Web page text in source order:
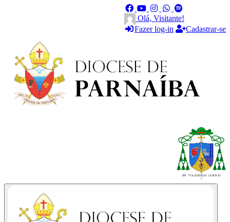
Olá, Visitante!
Fazer log-in
Cadastrar-se